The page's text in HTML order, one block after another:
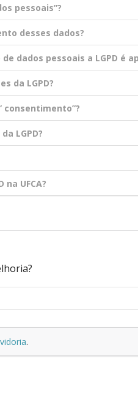
pessoais”?
desses dados?
dados pessoais a LGPD é
da LGPD?
consentimento”?
LGPD?
na UFCA?
.